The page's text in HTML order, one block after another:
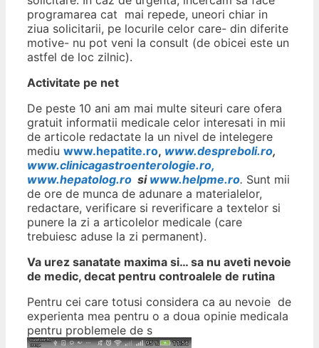
programarea cat mai repede, uneori chiar in
ziua solicitarii, pe locurile celor care- din diferite
motive- nu pot veni la consult (de obicei este un
astfel de loc zilnic).
Activitate pe net
De peste 10 ani am mai multe siteuri care ofera
gratuit informatii medicale celor interesati in mii
de articole redactate la un nivel de intelegere
mediu www.hepatite.ro, www.despreboli.ro,
www.clinicagastroenterologie.ro,
www.hepatolog.ro si www.helpme.ro. Sunt mii
de ore de munca de adunare a materialelor,
redactare, verificare si reverificare a textelor si
punere la zi a articolelor medicale (care
trebuiesc aduse la zi permanent).
Va urez sanatate maxima si… sa nu aveti nevoie
de medic, decat pentru controalele de rutina
Pentru cei care totusi considera ca au nevoie de
experienta mea pentru o a doua opinie medicala
pentru problemele de s